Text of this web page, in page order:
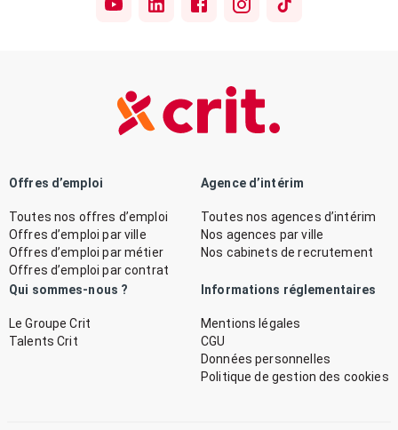
Offres d’emploi
Toutes nos offres d’emploi
Offres d’emploi par ville
Offres d’emploi par métier
Offres d’emploi par contrat
Agence d’intérim
Toutes nos agences d’intérim
Nos agences par ville
Nos cabinets de recrutement
Qui sommes-nous ?
Le Groupe Crit
Talents Crit
Informations réglementaires
Mentions légales
CGU
Données personnelles
Politique de gestion des cookies